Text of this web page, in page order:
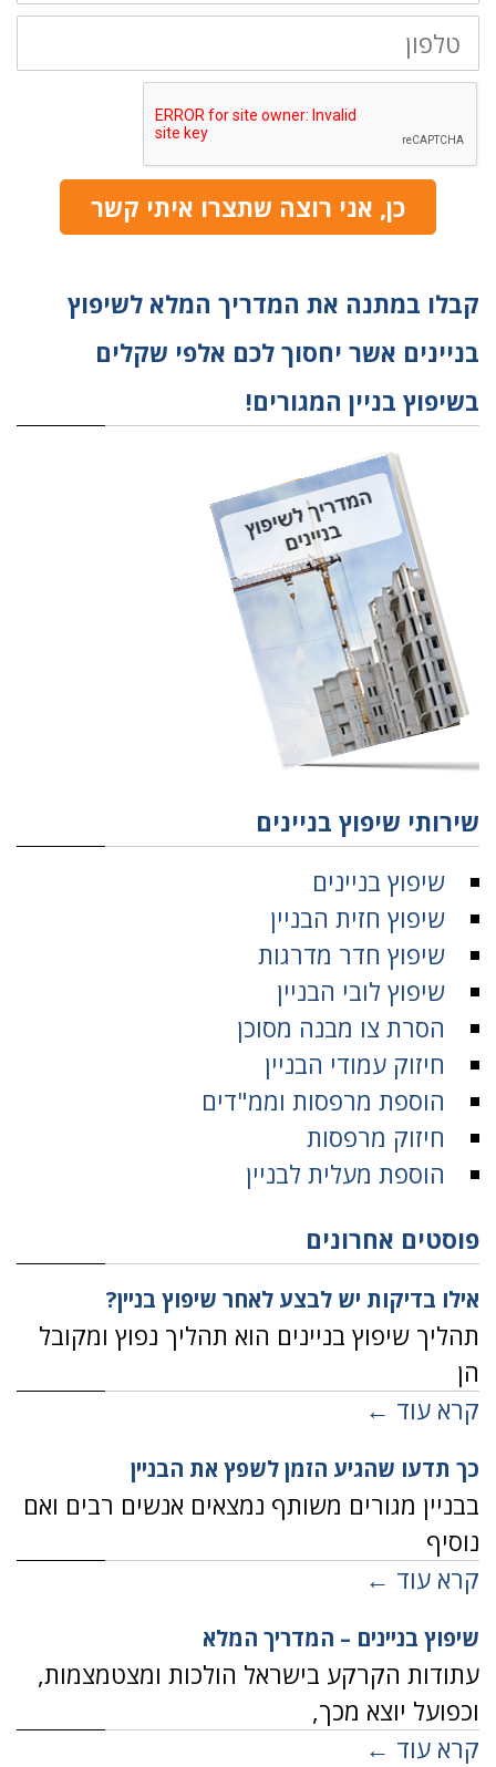
טלפון
כן, אני רוצה שתצרו איתי קשר
קבלו במתנה את המדריך המלא לשיפוץ
בניינים אשר יחסוך לכם אלפי שקלים
בשיפוץ בניין המגורים!
שירותי שיפוץ בניינים
שיפוץ בניינים
שיפוץ חזית הבניין
שיפוץ חדר מדרגות
שיפוץ לובי הבניין
הסרת צו מבנה מסוכן
חיזוק עמודי הבניין
הוספת מרפסות וממ"דים
חיזוק מרפסות
הוספת מעלית לבניין
פוסטים אחרונים
אילו בדיקות יש לבצע לאחר שיפוץ בניין?
תהליך שיפוץ בניינים הוא תהליך נפוץ ומקובל
הן
קרא עוד ←
כך תדעו שהגיע הזמן לשפץ את הבניין
בבניין מגורים משותף נמצאים אנשים רבים ואם
נוסיף
קרא עוד ←
שיפוץ בניינים – המדריך המלא
עתודות הקרקע בישראל הולכות ומצטמצמות,
וכפועל יוצא מכך,
קרא עוד ←